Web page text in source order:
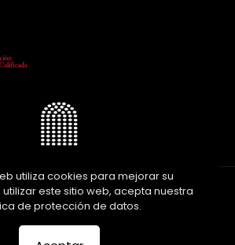
porBilbonet.com| All Rights
San Martín de Abalos | Drink
responsibly
utiliza cookies para mejorar su
este sitio web, acepta nuestra
de protección de datos.